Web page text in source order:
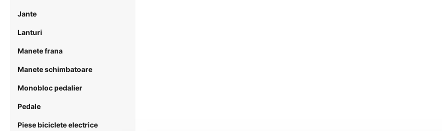
Jante
Lanturi
Manete frana
Manete schimbatoare
Monobloc pedalier
Pedale
Piese biciclete electrice